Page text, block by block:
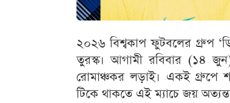
২০২৬ বিশ্বকাপ ফুটবলের গ্রুপ
তুরস্ক। আগামী রবিবার (১৪ জুন)
রোমাঞ্চকর লড়াই। একই গ্রুপে
টিকে থাকতে এই ম্যাচে জয়